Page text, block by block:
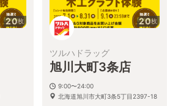
20枚 20枚
ツルハドラッグ
旭川大町3条店
9:00〜24:00
北海道旭川市大町3条5丁目2397-18